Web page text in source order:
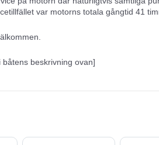
var motorns totala gångtid 41
beskrivning ovan]